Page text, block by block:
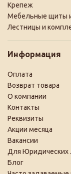
Крепеж
Мебельные щиты
Лестницы и
Информация
Оплата
Возврат товара
О компании
Контакты
Реквизиты
Акции месяца
Вакансии
Для Юридических
Блог